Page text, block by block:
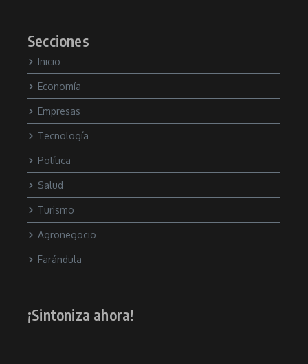
Secciones
Inicio
Economía
Empresas
Tecnología
Política
Salud
Turismo
Agronegocio
Farándula
¡Sintoniza ahora!